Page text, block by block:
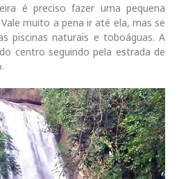
é preciso fazer uma pequena
muito a pena ir até ela, mas se
piscinas naturais e toboáguas. A
centro seguindo pela estrada de